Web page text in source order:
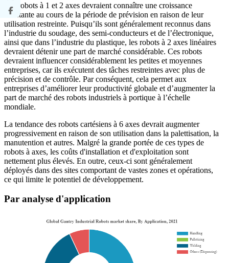
Les robots à 1 et 2 axes devraient connaître une croissance
constante au cours de la période de prévision en raison de leur
utilisation restreinte. Puisqu’ils sont généralement reconnus dans
l’industrie du soudage, des semi-conducteurs et de l’électronique,
ainsi que dans l’industrie du plastique, les robots à 2 axes linéaires
devraient détenir une part de marché considérable. Ces robots
devraient influencer considérablement les petites et moyennes
entreprises, car ils exécutent des tâches restreintes avec plus de
précision et de contrôle. Par conséquent, cela permet aux
entreprises d’améliorer leur productivité globale et d’augmenter la
part de marché des robots industriels à portique à l’échelle
mondiale.
La tendance des robots cartésiens à 6 axes devrait augmenter
progressivement en raison de son utilisation dans la palettisation, la
manutention et autres. Malgré la grande portée de ces types de
robots à axes, les coûts d'installation et d'exploitation sont
nettement plus élevés. En outre, ceux-ci sont généralement
déployés dans des sites comportant de vastes zones et opérations,
ce qui limite le potentiel de développement.
Par analyse d'application